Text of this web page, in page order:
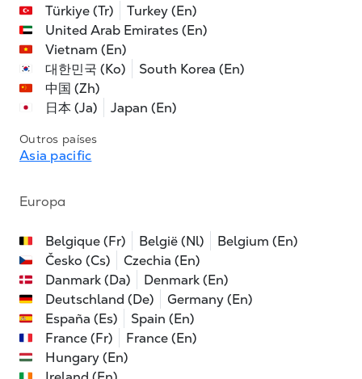
Türkiye (Tr)
Turkey (En)
United Arab Emirates (En)
Vietnam (En)
대한민국 (Ko)
South Korea (En)
中国 (Zh)
日本 (Ja)
Japan (En)
Outros países
Asia pacific
Europa
Belgique (Fr) België (Nl)
Belgium (En)
Česko (Cs)
Czechia (En)
Danmark (Da)
Denmark (En)
Deutschland (De)
Germany (En)
España (Es)
Spain (En)
France (Fr)
France (En)
Hungary (En)